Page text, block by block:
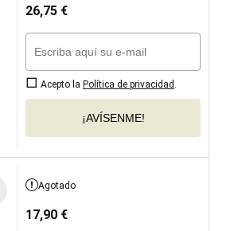
26,75 €
Acepto la Política de privacidad
¡AVÍSENME!
Agotado
17,90 €